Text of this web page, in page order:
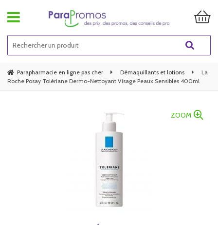
Parapharmacie en ligne pas cher Démaquillants et lotions
La
Roche Posay Tolériane Dermo-Nettoyant Visage Peaux Sensibles 400ml
ZOOM